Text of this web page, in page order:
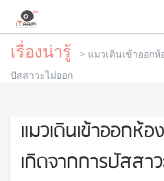
เรื่องน่ารู้
> แมวเดินเข้าออกห้
ปัสสาวะไม่ออก
แมวเดินเข้าออกห้
เกิดจากการปัสสา